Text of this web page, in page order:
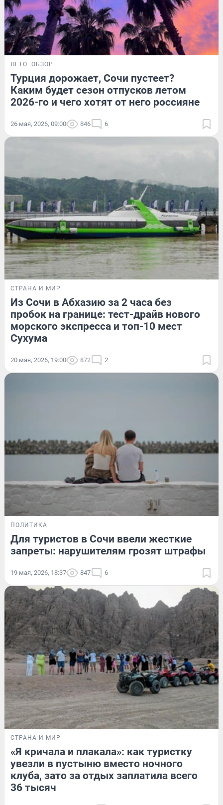
ЛЕТО ОБЗОР
Турция дорожает, Сочи пустеет?
Каким будет сезон отпусков летом
2026-го и чего хотят от него россияне
26 мая, 2026, 09:00 846 6
СТРАНА И МИР
Из Сочи в Абхазию за 2 часа без
пробок на границе: тест-драйв нового
морского экспресса и топ-10 мест
Сухума
20 мая, 2026, 19:00 872 2
ПОЛИТИКА
Для туристов в Сочи ввели жесткие
запреты: нарушителям грозят штрафы
19 мая, 2026, 18:37 847 6
СТРАНА И МИР
«Я кричала и плакала»: как туристку
увезли в пустыню вместо ночного
клуба, зато за отдых заплатила всего
36 тысяч